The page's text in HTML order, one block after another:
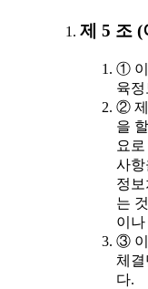
제 5 조 (
① 이
육
② 제
을
요
사항
정
는
이
③ 이
체
다.